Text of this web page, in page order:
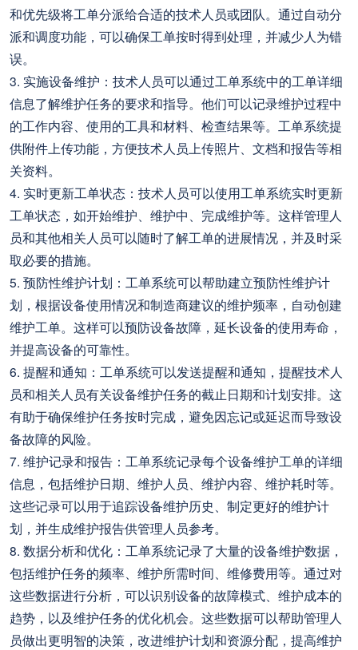
和优先级将工单分派给合适的技术人员或团队。通过自动分
派和调度功能，可以确保工单按时得到处理，并减少人为错
误。
3. 实施设备维护：技术人员可以通过工单系统中的工单详细
信息了解维护任务的要求和指导。他们可以记录维护过程中
的工作内容、使用的工具和材料、检查结果等。工单系统提
供附件上传功能，方便技术人员上传照片、文档和报告等相
关资料。
4. 实时更新工单状态：技术人员可以使用工单系统实时更新
工单状态，如开始维护、维护中、完成维护等。这样管理人
员和其他相关人员可以随时了解工单的进展情况，并及时采
取必要的措施。
5. 预防性维护计划：工单系统可以帮助建立预防性维护计
划，根据设备使用情况和制造商建议的维护频率，自动创建
维护工单。这样可以预防设备故障，延长设备的使用寿命，
并提高设备的可靠性。
6. 提醒和通知：工单系统可以发送提醒和通知，提醒技术人
员和相关人员有关设备维护任务的截止日期和计划安排。这
有助于确保维护任务按时完成，避免因忘记或延迟而导致设
备故障的风险。
7. 维护记录和报告：工单系统记录每个设备维护工单的详细
信息，包括维护日期、维护人员、维护内容、维护耗时等。
这些记录可以用于追踪设备维护历史、制定更好的维护计
划，并生成维护报告供管理人员参考。
8. 数据分析和优化：工单系统记录了大量的设备维护数据，
包括维护任务的频率、维护所需时间、维修费用等。通过对
这些数据进行分析，可以识别设备的故障模式、维护成本的
趋势，以及维护任务的优化机会。这些数据可以帮助管理人
员做出更明智的决策，改进维护计划和资源分配，提高维护